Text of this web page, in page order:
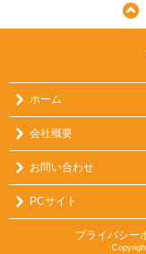
ホーム
会社概要
お問い合わせ
PCサイト
プライバシー